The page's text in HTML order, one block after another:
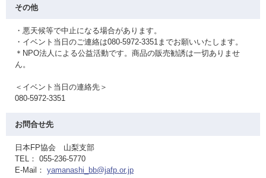
その他
・悪天候等で中止になる場合があります。
・イベント当日のご連絡は080-5972-3351までお願いいたします。
＊NPO法人による公益活動です。商品の販売勧誘は一切ありませ
ん。
＜イベント当日の連絡先＞
080-5972-3351
お問合せ先
日本FP協会 山梨支部
TEL： 055-236-5770
E-Mail： yamanashi_bb@jafp.or.jp